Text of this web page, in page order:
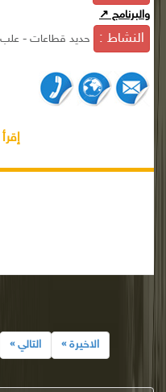
والبرنامج ↗
النشاط : حديد قطاعات -
التالي » الاخيرة »